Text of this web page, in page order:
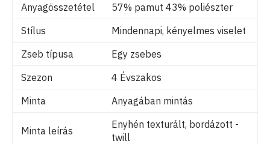
Anyagösszetétel
57% pamut 43% poliészter
Stílus
Mindennapi, kényelmes viselet
Zseb típusa
Egy zsebes
Szezon
4 Évszakos
Minta
Anyagában mintás
Minta leírás
Enyhén texturált, bordázott -
twill